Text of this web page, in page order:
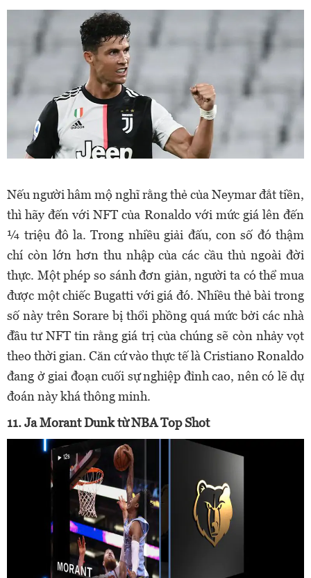
Nếu người hâm mộ nghĩ rằng thẻ của Neymar đắt tiền,
thì hãy đến với NFT của Ronaldo với mức giá lên đến
¼ triệu đô la. Trong nhiều giải đấu, con số đó thậm
chí còn lớn hơn thu nhập của các cầu thủ ngoài đời
thực. Một phép so sánh đơn giản, người ta có thể mua
được một chiếc Bugatti với giá đó. Nhiều thẻ bài trong
số này trên Sorare bị thổi phồng quá mức bởi các nhà
đầu tư NFT tin rằng giá trị của chúng sẽ còn nhảy vọt
theo thời gian. Căn cứ vào thực tế là Cristiano Ronaldo
đang ở giai đoạn cuối sự nghiệp đỉnh cao, nên có lẽ dự
đoán này khá thông minh.
11. Ja Morant Dunk từ NBA Top Shot